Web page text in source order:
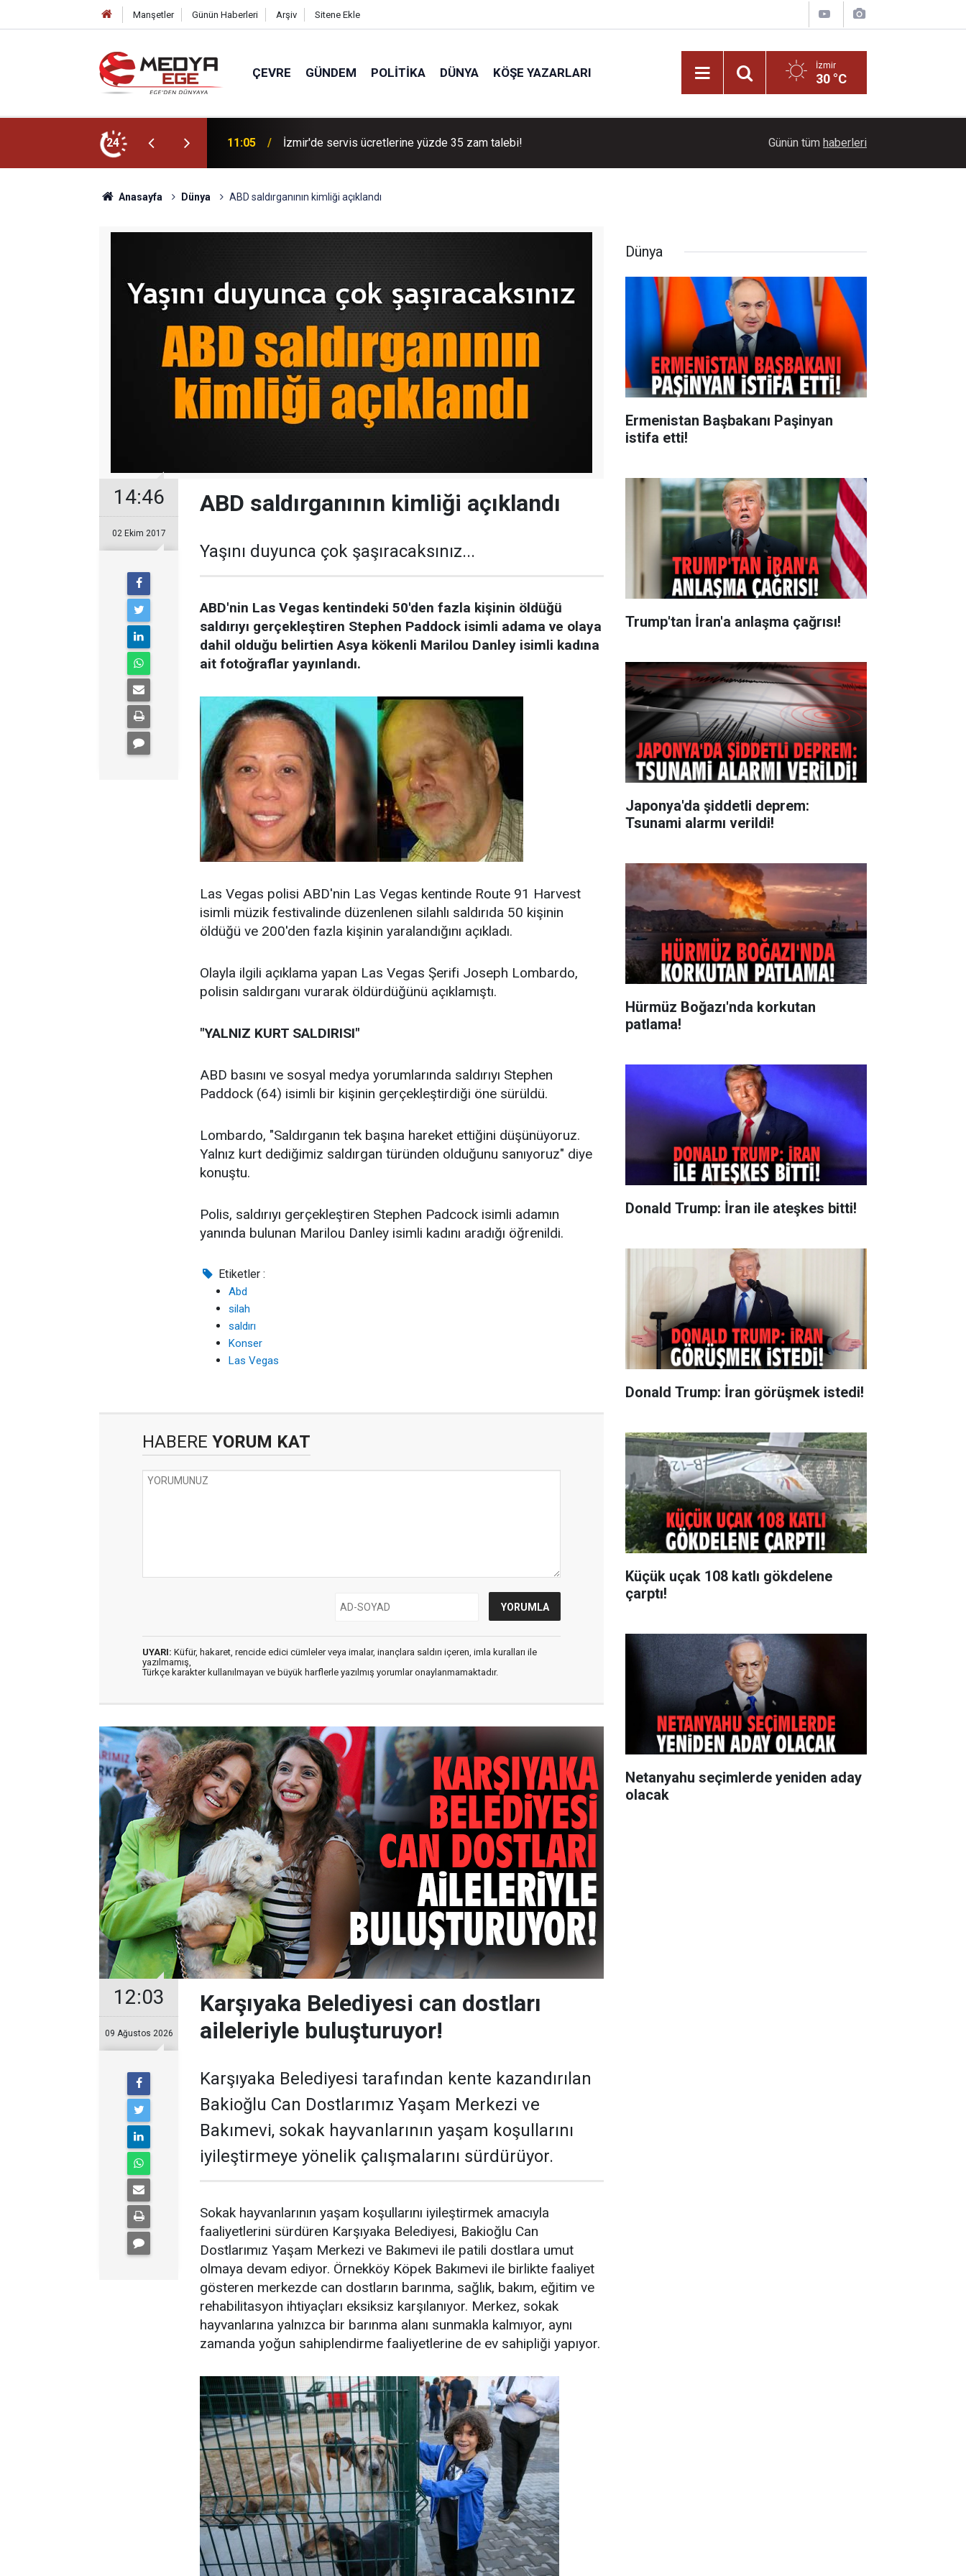
Manşetler Günün Haberleri Arşiv Sitene Ekle
ÇEVRE GÜNDEM POLITIKA DÜNYA KÖŞE YAZARLARI İzmir
30 °C
24 11:00 Meteoroloji duyurdu: Hava sıcaklıkları artacak! Büyükşehir'den kötü koku ve kirliliğe karşı
Günün tüm haberleri
Anasayfa Dünya ABD saldırganının kimliği açıklandı
14:46
02 Ekim 2017
ABD saldırganının kimliği açıklandı
Yaşını duyunca çok şaşıracaksınız...
ABD'nin Las Vegas kentindeki 50'den fazla kişinin öldüğü
saldırıyı gerçekleştiren Stephen Paddock isimli adama ve olaya
dahil olduğu belirtien Asya kökenli Marilou Danley isimli kadına
ait fotoğraflar yayınlandı.
Las Vegas polisi ABD'nin Las Vegas kentinde Route 91 Harvest
isimli müzik festivalinde düzenlenen silahlı saldırıda 50 kişinin
öldüğü ve 200'den fazla kişinin yaralandığını açıkladı.
Olayla ilgili açıklama yapan Las Vegas Şerifi Joseph Lombardo,
polisin saldırganı vurarak öldürdüğünü açıklamıştı.
"YALNIZ KURT SALDIRISI"
ABD basını ve sosyal medya yorumlarında saldırıyı Stephen
Paddock (64) isimli bir kişinin gerçekleştirdiği öne sürüldü.
Lombardo, "Saldırganın tek başına hareket ettiğini düşünüyoruz.
Yalnız kurt dediğimiz saldırgan türünden olduğunu sanıyoruz" diye
konuştu.
Polis, saldırıyı gerçekleştiren Stephen Padcock isimli adamın
yanında bulunan Marilou Danley isimli kadını aradığı öğrenildi.
Etiketler :
Abd
silah
saldırı
Konser
Las Vegas
HABERE YORUM KAT
UYARI: Küfür, hakaret, rencide edici cümleler veya imalar, inançlara saldırı içeren, imla kuralları ile
yazılmamış,
Türkçe karakter kullanılmayan ve büyük harflerle yazılmış yorumlar onaylanmamaktadır.
12:03
09 Ağustos 2026
Karşıyaka Belediyesi can dostları
aileleriyle buluşturuyor!
Karşıyaka Belediyesi tarafından kente kazandırılan
Bakioğlu Can Dostlarımız Yaşam Merkezi ve
Bakımevi, sokak hayvanlarının yaşam koşullarını
iyileştirmeye yönelik çalışmalarını sürdürüyor.
Sokak hayvanlarının yaşam koşullarını iyileştirmek amacıyla
faaliyetlerini sürdüren Karşıyaka Belediyesi, Bakioğlu Can
Dostlarımız Yaşam Merkezi ve Bakımevi ile patili dostlara umut
olmaya devam ediyor. Örnekköy Köpek Bakımevi ile birlikte faaliyet
gösteren merkezde can dostların barınma, sağlık, bakım, eğitim ve
rehabilitasyon ihtiyaçları eksiksiz karşılanıyor. Merkez, sokak
hayvanlarına yalnızca bir barınma alanı sunmakla kalmıyor, aynı
zamanda yoğun sahiplendirme faaliyetlerine de ev sahipliği yapıyor.
Dünya
Ermenistan Başbakanı Paşinyan
istifa etti!
Trump'tan İran'a anlaşma çağrısı!
Japonya'da şiddetli deprem:
Tsunami alarmı verildi!
Hürmüz Boğazı'nda korkutan
patlama!
Donald Trump: İran ile ateşkes bitti!
Donald Trump: İran görüşmek istedi!
Küçük uçak 108 katlı gökdelene
çarptı!
Netanyahu seçimlerde yeniden aday
olacak